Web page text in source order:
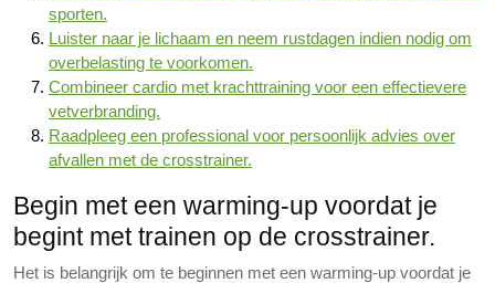
sporten.
Luister naar je lichaam en neem rustdagen indien nodig om
overbelasting te voorkomen.
Combineer cardio met krachttraining voor een effectievere
vetverbranding.
Raadpleeg een professional voor persoonlijk advies over
afvallen met de crosstrainer.
Begin met een warming-up voordat je
begint met trainen op de crosstrainer.
Het is belangrijk om te beginnen met een warming-up voordat je